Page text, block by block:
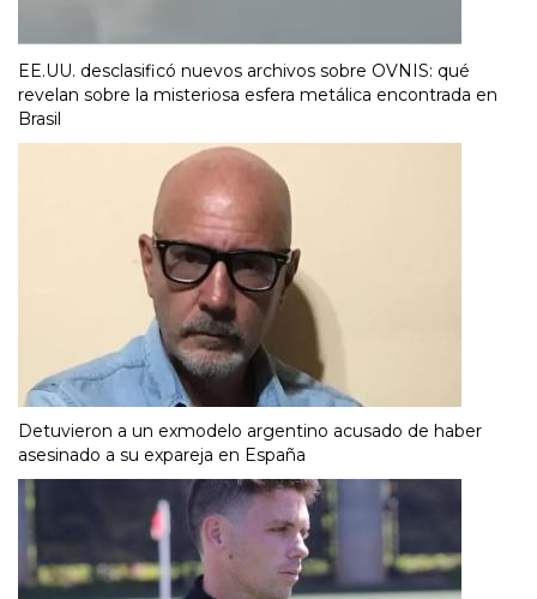
EE.UU. desclasificó nuevos archivos sobre OVNIS: qué
revelan sobre la misteriosa esfera metálica encontrada en
Brasil
Detuvieron a un exmodelo argentino acusado de haber
asesinado a su expareja en España